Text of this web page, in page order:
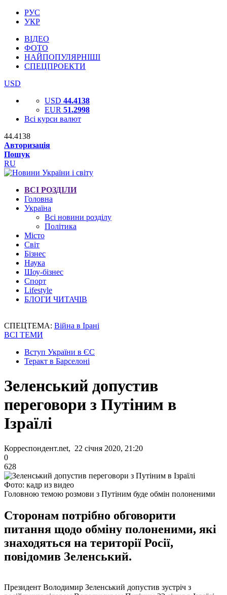
РУС
УКР
ВІДЕО
ФОТО
НАЙПОПУЛЯРНІШІ
СПЕЦПРОЕКТИ
USD
USD 44.4138
EUR 51.2998
Всі курси валют
44.4138
Авторизація
Пошук
RU
ВСІ РОЗДІЛИ
Головна
Україна
Всі новини розділу
Політика
Місто
Світ
Бізнес
Наука
Шоу-бізнес
Спорт
Lifestyle
БЛОГИ ЧИТАЧІВ
СПЕЦТЕМА: Війна в Ірані
ВСІ ТЕМИ
Вступ України в ЄС
Теракт в Барселоні
Зеленський допустив
переговори з Путіним в
Ізраїлі
Корреспондент.net, 22 січня 2020, 21:20
0
628
Фото: кадр из видео
Головною темою розмови з Путіним буде обмін полоненими
Сторонам потрібно обговорити
питання щодо обміну полоненими, які
знаходяться на території Росії,
повідомив Зеленський.
Президент Володимир Зеленський допустив зустріч з